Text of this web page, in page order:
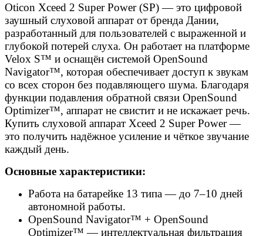
Oticon Xceed 2 Super Power (SP) — это цифровой
заушный слуховой аппарат от бренда Дании,
разработанный для пользователей с выраженной и
глубокой потерей слуха. Он работает на платформе
Velox S™ и оснащён системой OpenSound
Navigator™, которая обеспечивает доступ к звукам
со всех сторон без подавляющего шума. Благодаря
функции подавления обратной связи OpenSound
Optimizer™, аппарат не свистит и не искажает речь.
Купить слуховой аппарат Xceed 2 Super Power —
это получить надёжное усиление и чёткое звучание
каждый день.
Основные характеристики:
Работа на батарейке 13 типа — до 7–10 дней
автономной работы.
OpenSound Navigator™ + OpenSound
Optimizer™ — интеллектуальная фильтрация